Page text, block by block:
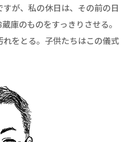
が、私の休日は、その前の日
庫のものをすっきりさせる。
をとる。子供たちはこの儀式